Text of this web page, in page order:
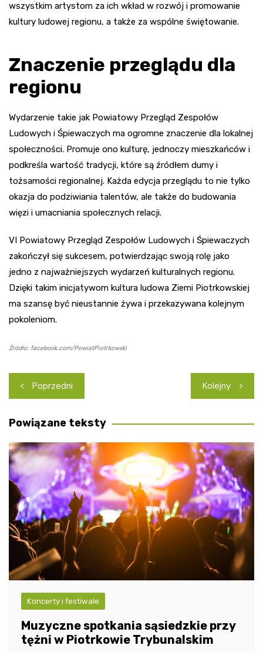
wszystkim artystom za ich wkład w rozwój i promowanie
kultury ludowej regionu, a także za wspólne świętowanie.
Znaczenie przeglądu dla
regionu
Wydarzenie takie jak Powiatowy Przegląd Zespołów
Ludowych i Śpiewaczych ma ogromne znaczenie dla lokalnej
społeczności. Promuje ono kulturę, jednoczy mieszkańców i
podkreśla wartość tradycji, które są źródłem dumy i
tożsamości regionalnej. Każda edycja przeglądu to nie tylko
okazja do podziwiania talentów, ale także do budowania
więzi i umacniania społecznych relacji.
VI Powiatowy Przegląd Zespołów Ludowych i Śpiewaczych
zakończył się sukcesem, potwierdzając swoją rolę jako
jedno z najważniejszych wydarzeń kulturalnych regionu.
Dzięki takim inicjatywom kultura ludowa Ziemi Piotrkowskiej
ma szansę być nieustannie żywa i przekazywana kolejnym
pokoleniom.
Źródło: facebook.com/PowiatPiotrkowski
Nawigacja
wpisu
Poprzedni Kolejny
Powiązane teksty
Koncerty i festiwale
Muzyczne spotkania sąsiedzkie przy
tężni w Piotrkowie Trybunalskim